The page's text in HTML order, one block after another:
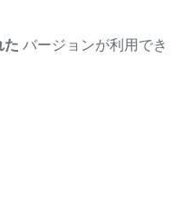
た バージョンが利用でき